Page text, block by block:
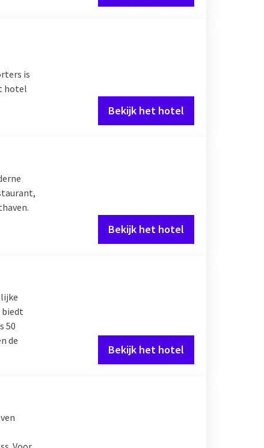
is
hotel
Bekijk het hotel
Bekijk het hotel
biedt
50
de
Bekijk het hotel